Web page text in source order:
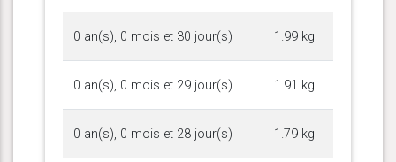
0 an(s), 0 mois et 30 jour(s) 1.99 kg
0 an(s), 0 mois et 29 jour(s) 1.91 kg
0 an(s), 0 mois et 28 jour(s) 1.79 kg